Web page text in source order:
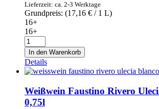
Lieferzeit: ca. 2-3 Werktage
Grundpreis: (17,16 € / 1 L)
16+
16+
Weißwein
Goru
el
Blanco
2019
0,75l
Menge
In den Warenkorb
Details
Weißwein Faustino Rivero
0,75l